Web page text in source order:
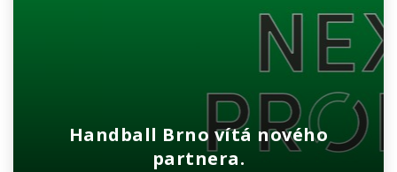
Handball Brno vítá nového
partnera.